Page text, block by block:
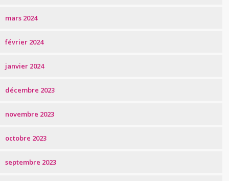
mars 2024
février 2024
janvier 2024
décembre 2023
novembre 2023
octobre 2023
septembre 2023